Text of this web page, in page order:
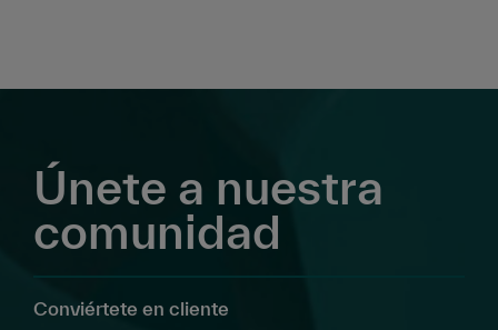
Únete a nuestra
comunidad
Conviértete en cliente